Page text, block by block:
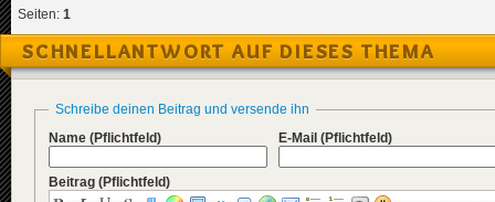
Seiten: 1
SCHNELLANTWORT AUF DIESES THEMA
Schreibe deinen Beitrag und versende ihn
Name (Pflichtfeld) E-Mail (Pflichtfeld)
Beitrag (Pflichtfeld)